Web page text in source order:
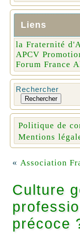
Liens
la Fraternité
APCV
Forum France
Rechercher
Rechercher
Politique de
Mentions
« Association
Culture
précoce